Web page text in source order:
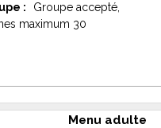
:
Groupe accepté
maximum 30
Menu adulte